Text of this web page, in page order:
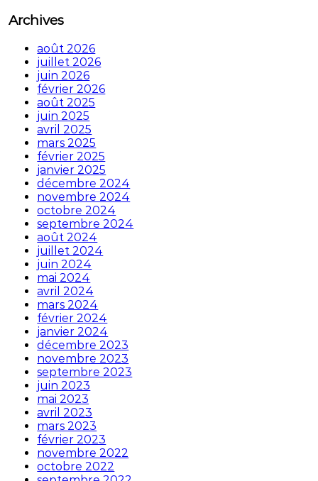
Archives
août 2026
juillet 2026
juin 2026
février 2026
août 2025
juin 2025
avril 2025
mars 2025
février 2025
janvier 2025
décembre 2024
novembre 2024
octobre 2024
septembre 2024
août 2024
juillet 2024
juin 2024
mai 2024
avril 2024
mars 2024
février 2024
janvier 2024
décembre 2023
novembre 2023
septembre 2023
juin 2023
mai 2023
avril 2023
mars 2023
février 2023
novembre 2022
octobre 2022